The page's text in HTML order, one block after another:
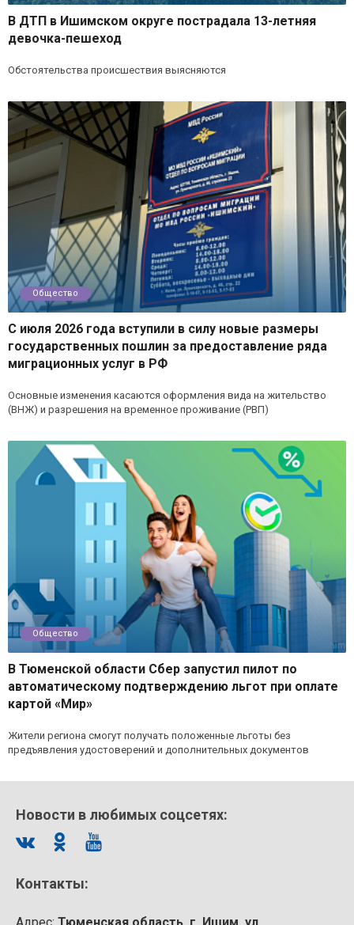
В ДТП в Ишимском округе пострадала 13-летняя
девочка-пешеход
Обстоятельства происшествия выясняются
Общество
С июля 2026 года вступили в силу новые размеры
государственных пошлин за предоставление ряда
миграционных услуг в РФ
Основные изменения касаются оформления вида на жительство
(ВНЖ) и разрешения на временное проживание (РВП)
Общество
В Тюменской области Сбер запустил пилот по
автоматическому подтверждению льгот при оплате
картой «Мир»
Жители региона смогут получать положенные льготы без
предъявления удостоверений и дополнительных документов
Новости в любимых соцсетях:
Контакты:
Адрес: Тюменская область, г. Ишим, ул.